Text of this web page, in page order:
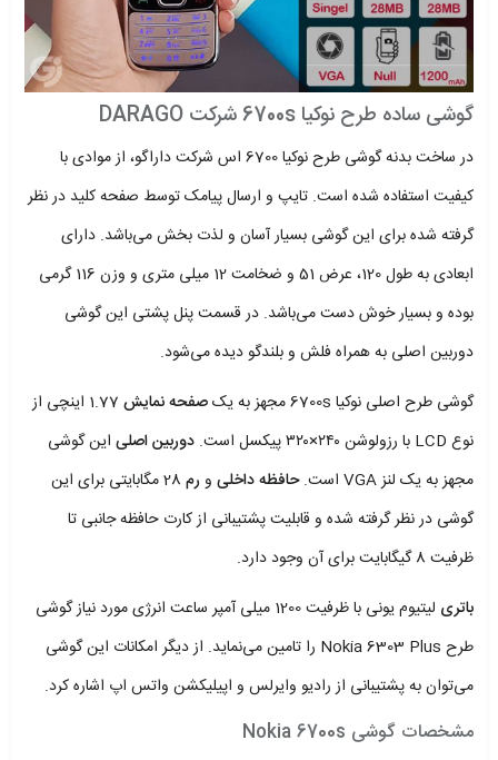
گوشی ساده طرح نوکیا 6700s شرکت DARAGO
در ساخت بدنه گوشی طرح نوکیا 6700 اس شرکت داراگو، از موادی با
کیفیت استفاده شده است. تایپ و ارسال پیامک توسط صفحه کلید در نظر
گرفته شده برای این گوشی بسیار آسان و لذت بخش می‌باشد. دارای
ابعادی به طول 120، عرض 51 و ضخامت 12 میلی متری و وزن 116 گرمی
بوده و بسیار خوش دست می‌باشد. در قسمت پنل پشتی این گوشی
دوربین اصلی به همراه فلش و بلندگو دیده می‌شود.
گوشی طرح اصلی نوکیا 6700s مجهز به یک
صفحه نمایش
1.77 اینچی از
نوع LCD با رزولوشن ۲۴۰×۳۲۰ پیکسل است.
دوربین اصلی این گوشی
مجهز به یک لنز VGA است.
حافظه داخلی و رم
28 مگابایتی برای این
گوشی در نظر گرفته شده و قابلیت پشتیبانی از کارت حافظه جانبی تا
ظرفیت 8 گیگابایت برای آن وجود دارد.
باتری
لیتیوم یونی با ظرفیت 1200 میلی آمپر ساعت انرژی مورد نیاز گوشی
طرح Nokia 6303 Plus را تامین می‌نماید. از دیگر امکانات این گوشی
می‌توان به پشتیبانی از رادیو وایرلس و اپیلیکشن واتس اپ اشاره کرد.
مشخصات گوشی Nokia 6700s